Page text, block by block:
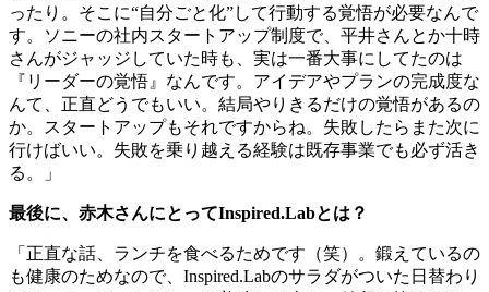
ったり。そこに“自分ごと化”して行動する覚悟が必要なんで
す。ソニーの社内スタートアップ制度で、平井さんとか十時
さんがジャッジしていた時も、実は一番大事にしてたのは
『リーダーの覚悟』なんです。アイデアやプランの完成度な
んて、正直どうでもいい。結局やりきるだけの覚悟があるの
か。スタートアップもそれですからね。失敗したらまた次に
行けばいい。失敗を乗り越える経験は既存事業でも必ず活き
る。」
最後に、赤木さんにとってInspired.Labとは？
「正直な話、ランチを食べるためです（笑）。鍛えているの
も健康のためなので、Inspired.Labのサラダがついた日替わり